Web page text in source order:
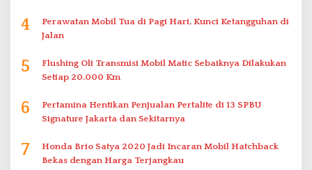
4
Perawatan Mobil Tua di Pagi Hari, Kunci Ketangguhan di
Jalan
5
Flushing Oli Transmisi Mobil Matic Sebaiknya Dilakukan
Setiap 20.000 Km
6
Pertamina Hentikan Penjualan Pertalite di 13 SPBU
Signature Jakarta dan Sekitarnya
7
Honda Brio Satya 2020 Jadi Incaran Mobil Hatchback
Bekas dengan Harga Terjangkau